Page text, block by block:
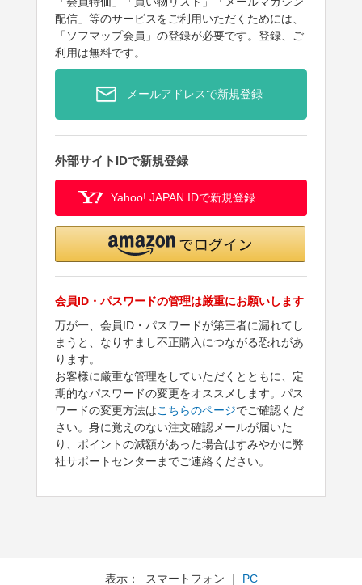
配信」等のサービスをご利用いただくためには、
「ソフマップ会員」の登録が必要です。登録、ご
利用は無料です。
メールアドレスで新規登録
外部サイトIDで新規登録
Yahoo! JAPAN IDで新規登録
会員ID・パスワードの管理は厳重にお願いします
万が一、会員ID・パスワードが第三者に漏れてし
まうと、なりすまし不正購入につながる恐れがあ
ります。
お客様に厳重な管理をしていただくとともに、定
期的なパスワードの変更をオススメします。パス
ワードの変更方法はこちらのページでご確認くだ
さい。身に覚えのない注文確認メールが届いた
り、ポイントの減額があった場合はすみやかに弊
社サポートセンターまでご連絡ください。
表示： スマートフォン ｜ PC